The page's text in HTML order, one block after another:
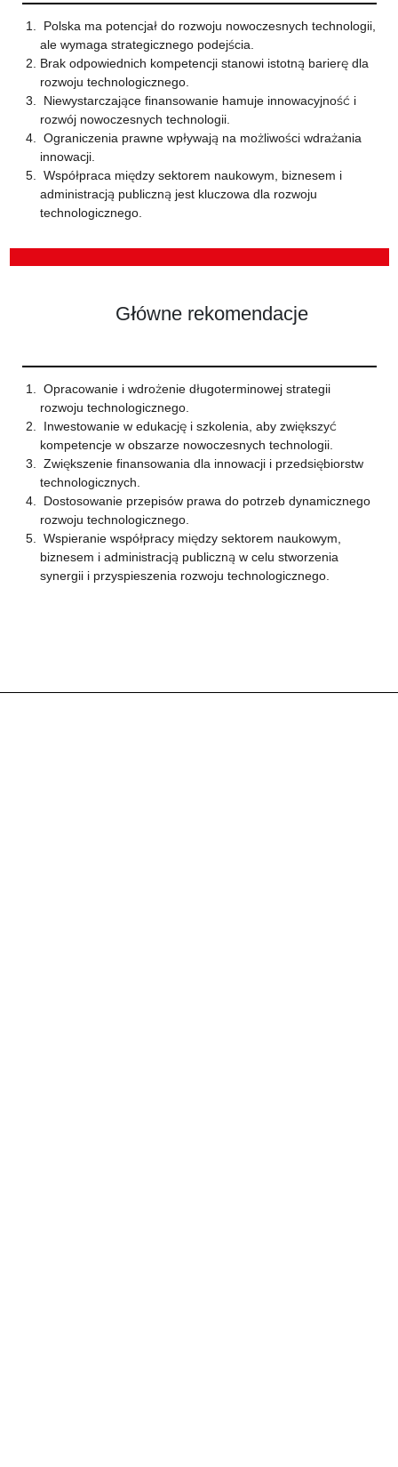
Polska ma potencjał do rozwoju nowoczesnych technologii,
ale wymaga strategicznego podejścia.
Brak odpowiednich kompetencji stanowi istotną barierę dla
rozwoju technologicznego.
Niewystarczające finansowanie hamuje innowacyjność i
rozwój nowoczesnych technologii.
Ograniczenia prawne wpływają na możliwości wdrażania
innowacji.
Współpraca między sektorem naukowym, biznesem i
administracją publiczną jest kluczowa dla rozwoju
technologicznego.
Główne rekomendacje
Opracowanie i wdrożenie długoterminowej strategii
rozwoju technologicznego.
Inwestowanie w edukację i szkolenia, aby zwiększyć
kompetencje w obszarze nowoczesnych technologii.
Zwiększenie finansowania dla innowacji i przedsiębiorstw
technologicznych.
Dostosowanie przepisów prawa do potrzeb dynamicznego
rozwoju technologicznego.
Wspieranie współpracy między sektorem naukowym,
biznesem i administracją publiczną w celu stworzenia
synergii i przyspieszenia rozwoju technologicznego.